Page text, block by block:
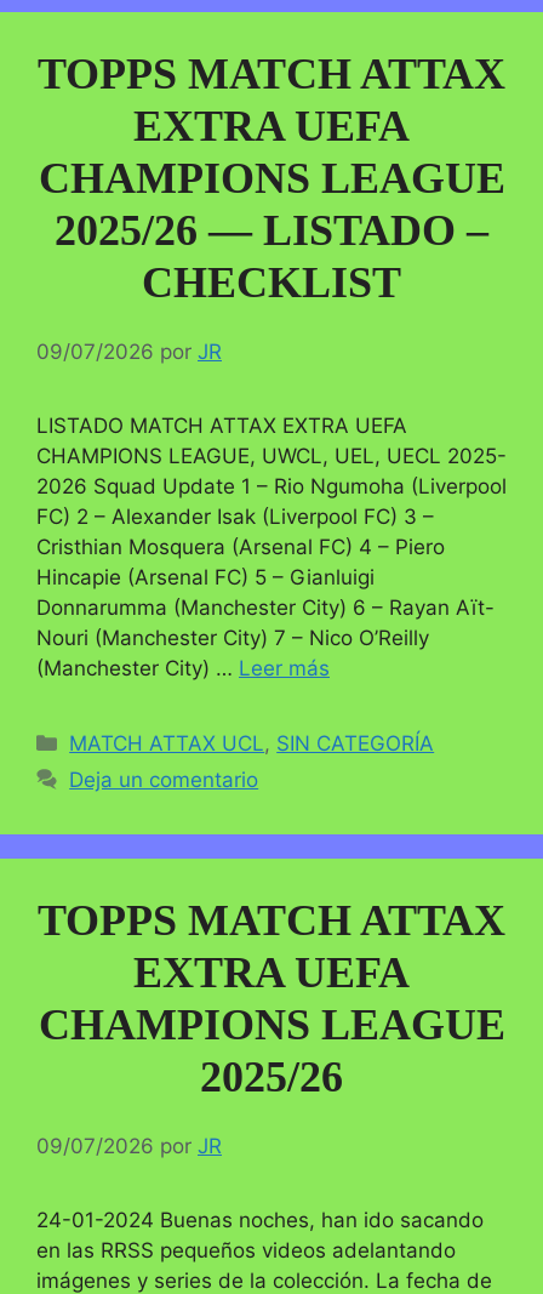
TOPPS MATCH ATTAX
EXTRA UEFA
CHAMPIONS LEAGUE
2025/26 — LISTADO –
CHECKLIST
09/07/2026 por JR
LISTADO MATCH ATTAX EXTRA UEFA
CHAMPIONS LEAGUE, UWCL, UEL, UECL 2025-
2026 Squad Update 1 – Rio Ngumoha (Liverpool
FC) 2 – Alexander Isak (Liverpool FC) 3 –
Cristhian Mosquera (Arsenal FC) 4 – Piero
Hincapie (Arsenal FC) 5 – Gianluigi
Donnarumma (Manchester City) 6 – Rayan Aït-
Nouri (Manchester City) 7 – Nico O’Reilly
(Manchester City) … Leer más
Categorías
MATCH ATTAX UCL, SIN CATEGORÍA
Deja un comentario
TOPPS MATCH ATTAX
EXTRA UEFA
CHAMPIONS LEAGUE
2025/26
09/07/2026 por JR
24-01-2024 Buenas noches, han ido sacando
en las RRSS pequeños videos adelantando
imágenes y series de la colección. La fecha de